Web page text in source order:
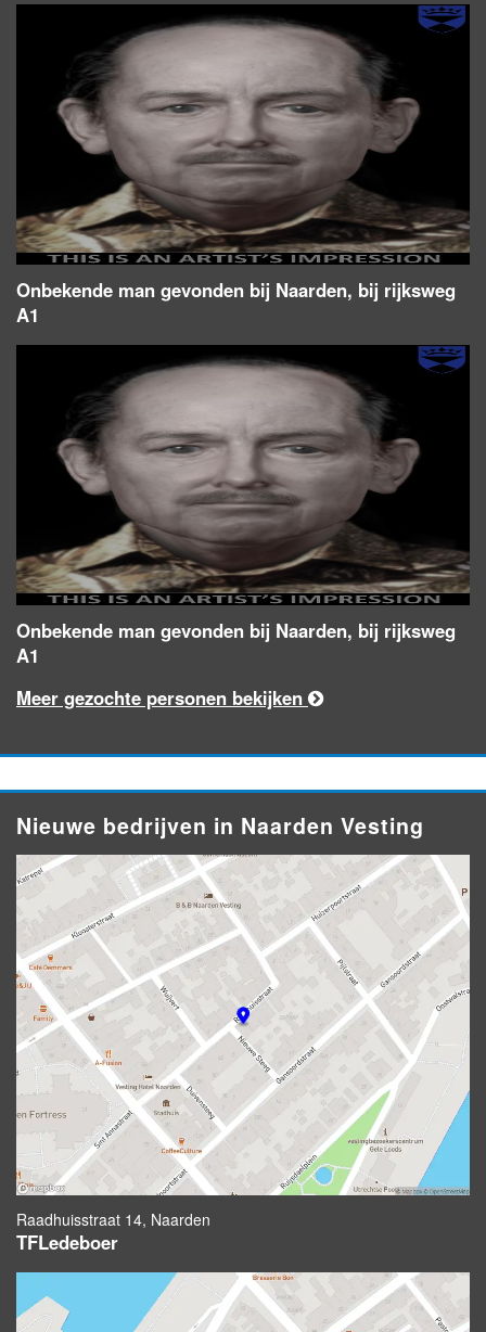
Onbekende man gevonden bij Naarden, bij rijksweg
A1
Onbekende man gevonden bij Naarden, bij rijksweg
A1
Meer gezochte personen bekijken
Nieuwe bedrijven in Naarden Vesting
Raadhuisstraat 14, Naarden
TFLedeboer